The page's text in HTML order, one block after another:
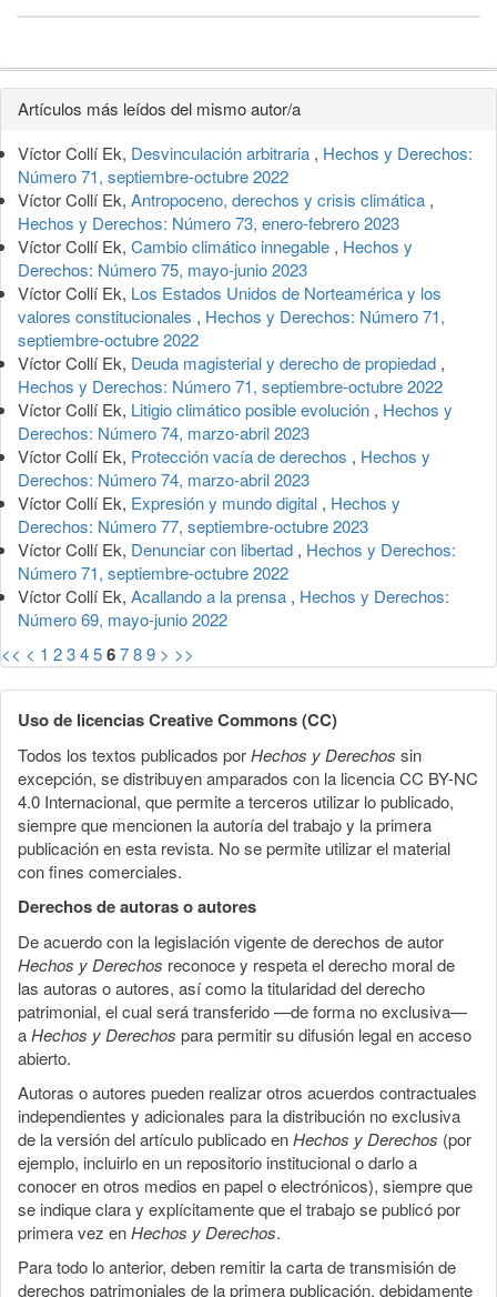
Detalles
del
artículo
Artículos más leídos del mismo autor/a
Víctor Collí Ek, Desvinculación arbitraria , Hechos y Derechos:
Número 71, septiembre-octubre 2022
Víctor Collí Ek, Antropoceno, derechos y crisis climática ,
Hechos y Derechos: Número 73, enero-febrero 2023
Víctor Collí Ek, Cambio climático innegable , Hechos y
Derechos: Número 75, mayo-junio 2023
Víctor Collí Ek, Los Estados Unidos de Norteamérica y los
valores constitucionales , Hechos y Derechos: Número 71,
septiembre-octubre 2022
Víctor Collí Ek, Deuda magisterial y derecho de propiedad ,
Hechos y Derechos: Número 71, septiembre-octubre 2022
Víctor Collí Ek, Litigio climático posible evolución , Hechos y
Derechos: Número 74, marzo-abril 2023
Víctor Collí Ek, Protección vacía de derechos , Hechos y
Derechos: Número 74, marzo-abril 2023
Víctor Collí Ek, Expresión y mundo digital , Hechos y
Derechos: Número 77, septiembre-octubre 2023
Víctor Collí Ek, Denunciar con libertad , Hechos y Derechos:
Número 71, septiembre-octubre 2022
Víctor Collí Ek, Acallando a la prensa , Hechos y Derechos:
Número 69, mayo-junio 2022
<< < 1 23456789 > >>
Uso de licencias Creative Commons (CC)
Todos los textos publicados porHechos y Derechos sin
excepción, se distribuyen amparados con la licencia CC BY-NC
4.0 Internacional, que permite a terceros utilizar lo publicado,
siempre que mencionen la autoría del trabajo y la primera
publicación en esta revista. No se permite utilizar el material
con fines comerciales.
Derechos de autoras o autores
De acuerdo con la legislación vigente de derechos de autor
Hechos y Derechos reconoce y respeta el derecho moral de
las autoras o autores, así como la titularidad del derecho
patrimonial, el cual será transferido —de forma no exclusiva—
aHechos y Derechos para permitir su difusión legal en acceso
abierto.
Autoras o autores pueden realizar otros acuerdos contractuales
independientes y adicionales para la distribución no exclusiva
de la versión del artículo publicado enHechos y Derechos (por
ejemplo, incluirlo en un repositorio institucional o darlo a
conocer en otros medios en papel o electrónicos), siempre que
se indique clara y explícitamente que el trabajo se publicó por
primera vez enHechos y Derechos.
Para todo lo anterior, deben remitir la carta de transmisión de
derechos patrimoniales de la primera publicación, debidamente